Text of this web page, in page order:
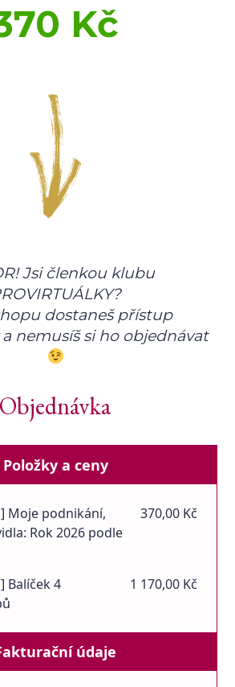
Kč
Jsi členkou klubu
dostaneš přístup
nemusíš si ho objednávat
Objednávka
Položky a ceny
Moje podnikání,
Rok 2026 podle
370,00 Kč
Balíček 4
1 170,00 Kč
údaje